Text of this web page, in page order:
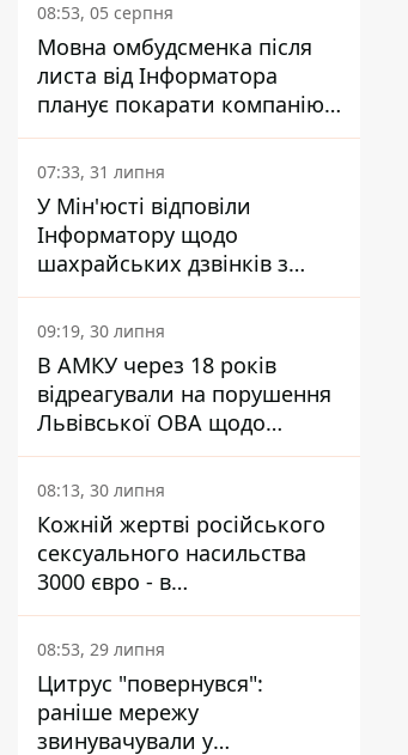
08:53, 05 серпня
Мовна омбудсменка після
листа від Інформатора
планує покарати компанію-
підрядника ПриватБанку
07:33, 31 липня
У Мін'юсті відповіли
Інформатору щодо
шахрайських дзвінків з
камери Сумського СІЗО так,
що ніхто нічого не зрозумів
09:19, 30 липня
В АМКУ через 18 років
відреагували на порушення
Львівської ОВА щодо
харчування у закладах
освіти
08:13, 30 липня
Кожній жертві російського
сексуального насильства
3000 євро - в
Мінсоцполітики пояснили
Інформатору, звідки на це
гроші
08:53, 29 липня
Цитрус "повернувся":
раніше мережу
звинувачували у